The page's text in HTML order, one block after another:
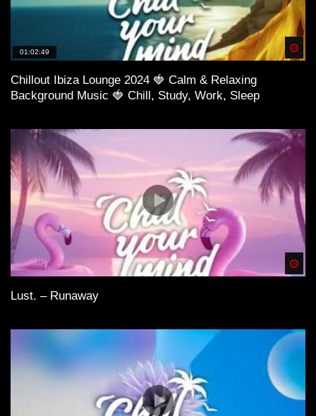
01:02:49
Chillout Ibiza Lounge 2024 🍓 Calm & Relaxing
Background Music 🍓 Chill, Study, Work, Sleep
Lust. – Runaway